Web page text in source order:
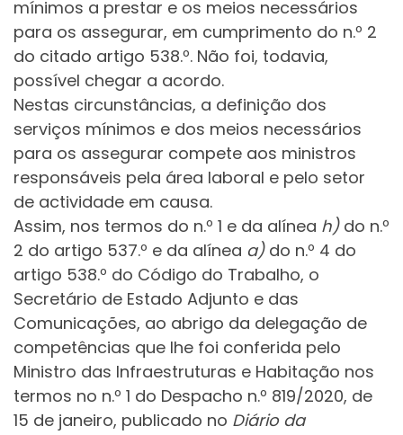
mínimos a prestar e os meios necessários
para os assegurar, em cumprimento do n.º 2
do citado artigo 538.º. Não foi, todavia,
possível chegar a acordo.
Nestas circunstâncias, a definição dos
serviços mínimos e dos meios necessários
para os assegurar compete aos ministros
responsáveis pela área laboral e pelo setor
de actividade em causa.
Assim, nos termos do n.º 1 e da alínea h) do n.º
2 do artigo 537.º e da alínea a) do n.º 4 do
artigo 538.º do Código do Trabalho, o
Secretário de Estado Adjunto e das
Comunicações, ao abrigo da delegação de
competências que lhe foi conferida pelo
Ministro das Infraestruturas e Habitação nos
termos no n.º 1 do Despacho n.º 819/2020, de
15 de janeiro, publicado no Diário da